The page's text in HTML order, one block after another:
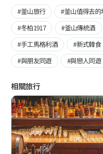
#釜山旅行 #釜山值得去的
#冬柏1917
#釜山傳統酒
#手工馬格利酒
#新式韓食
#與朋友同遊
#與戀人同遊
相關旅行